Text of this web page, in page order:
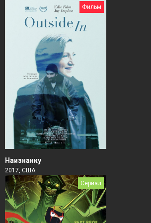
Фильм
Наизнанку
2017, США
Сериал